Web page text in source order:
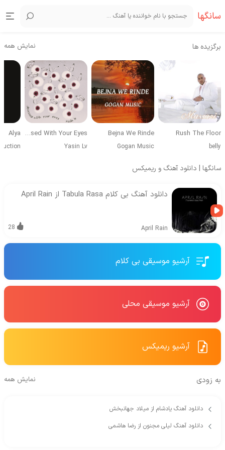
سانگها
برگزیده ها نمایش همه
Rush The Floor
belly
Bejna We Rinde
Gogan Music
Obsessed With Your Eyes
Yasin Lv
Alya
سانگها | دانلود آهنگ و ریمیکس
دانلود آهنگ بی کلام Tabula Rasa از April Rain
April Rain
28
آرشیو موسیقی بی کلام
آرشیو موسیقی محلی
آرشیو ریمیکس
به زودی نمایش همه
دانلود آهنگ یادشام از میلاد جهانبخش
دانلود آهنگ لیلی مجنون از رضا هاشمی